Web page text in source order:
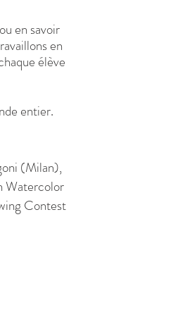
en savoir
en
élève
entier.
(Milan),
Watercolor
Contest